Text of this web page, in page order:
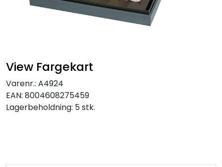
View Fargekart
Varenr.: A4924
EAN: 8004608275459
Lagerbeholdning: 5 stk.